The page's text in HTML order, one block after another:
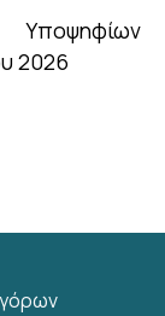
2026